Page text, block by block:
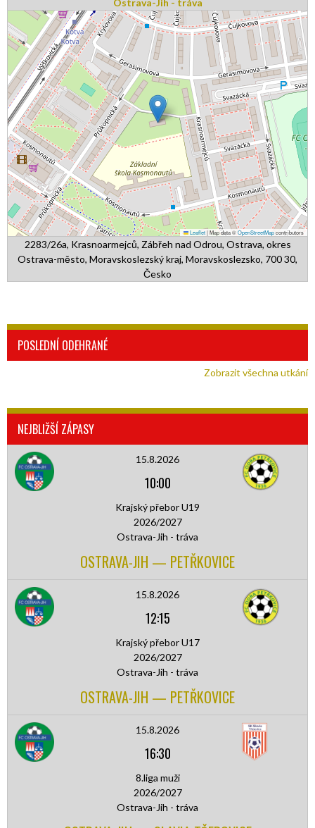
Leaflet|Map data ©OpenStreetMapcontributors
2283/26a, Krasnoarmejců, Zábřeh nad Odrou, Ostrava, okres
Ostrava-město, Moravskoslezský kraj, Moravskoslezsko, 700 30,
Česko
POSLEDNÍ ODEHRANÉ
Zobrazit všechna utkání
NEJBLIŽŠÍ ZÁPASY
15.8.2026
10:00
Krajský přebor U19
2026/2027
Ostrava-Jih - tráva
OSTRAVA-JIH — PETŘKOVICE
15.8.2026
12:15
Krajský přebor U17
2026/2027
Ostrava-Jih - tráva
OSTRAVA-JIH — PETŘKOVICE
15.8.2026
16:30
8.liga muži
2026/2027
Ostrava-Jih - tráva